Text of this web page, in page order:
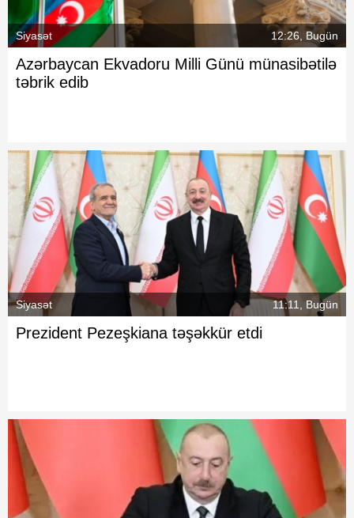
Siyasət 12:26, Bugün
Azərbaycan Ekvadoru Milli Günü münasibətilə
təbrik edib
Siyasət 11:11, Bugün
Prezident Pezeşkiana təşəkkür etdi